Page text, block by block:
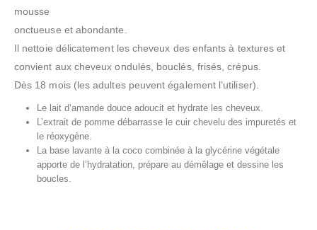
mousse
onctueuse et abondante.
Il nettoie délicatement les cheveux des enfants à textures et
convient aux cheveux ondulés, bouclés, frisés, crépus.
Dès 18 mois (les adultes peuvent également l’utiliser).
Le lait d’amande douce adoucit et hydrate les cheveux.
L’extrait de pomme débarrasse le cuir chevelu des impuretés et
le réoxygène.
La base lavante à la coco combinée à la glycérine végétale
apporte de l’hydratation, prépare au démêlage et dessine les
boucles.